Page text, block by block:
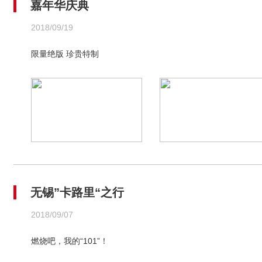
嘉年华庆典
2018/09/19
限量绝版 珍贵特制
无锡”卡路里“之行
2018/09/07
燃烧吧，我的“101”！